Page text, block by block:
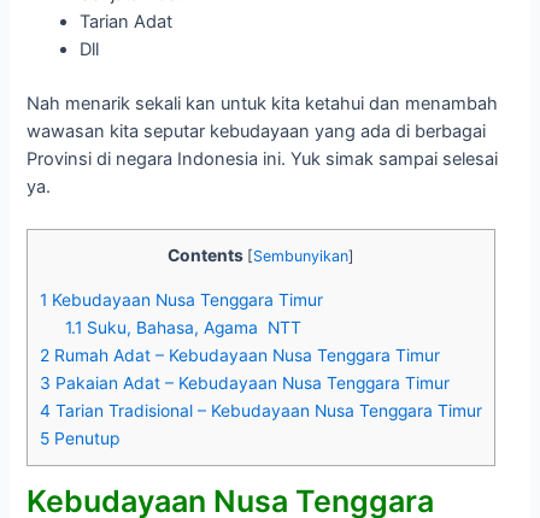
Tarian Adat
Dll
Nah menarik sekali kan untuk kita ketahui dan menambah
wawasan kita seputar kebudayaan yang ada di berbagai
Provinsi di negara Indonesia ini. Yuk simak sampai selesai
ya.
Contents [Sembunyikan]
1 Kebudayaan Nusa Tenggara Timur
1.1 Suku, Bahasa, Agama NTT
2 Rumah Adat – Kebudayaan Nusa Tenggara Timur
3 Pakaian Adat – Kebudayaan Nusa Tenggara Timur
4 Tarian Tradisional – Kebudayaan Nusa Tenggara Timur
5 Penutup
Kebudayaan Nusa Tenggara